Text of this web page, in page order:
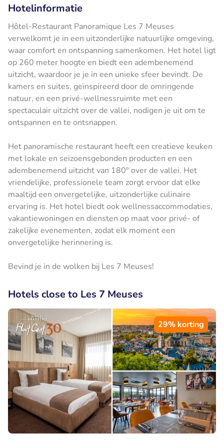
Hotelinformatie
Hôtel-Restaurant Panoramique Les 7 Meuses
verwelkomt je in een uitzonderlijke natuurlijke omgeving,
waar comfort en ontspanning samenkomen. Het hotel ligt
op 260 meter hoogte en biedt een adembenemend
uitzicht, waardoor je je in een unieke sfeer bevindt. De
kamers en suites, geïnspireerd door de omringende
natuur, en een privé-wellnessruimte met een
spectaculair uitzicht over de vallei, nodigen je uit om te
ontspannen en te ontsnappen.
Het panoramische restaurant heeft een creatieve keuken
met lokale en seizoensgebonden producten en een
adembenemend uitzicht van 180° over de vallei. Het
vriendelijke, professionele team zorgt ervoor dat elke
maaltijd een onvergetelijke, uitzonderlijke culinaire
ervaring is. Het hotel biedt ook wellnessaccommodaties,
vakantiewoningen en diensten op maat voor privé- of
zakelijke evenementen, zodat elk moment een
onvergetelijke herinnering is.
Bevind je in de wolken bij Les 7 Meuses!
Hotels close to Les 7 Meuses
29% korting